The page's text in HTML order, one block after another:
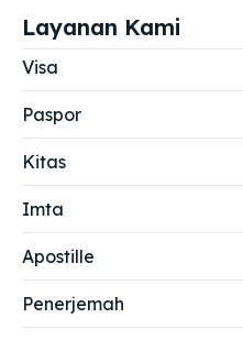
Layanan Kami
Visa
Paspor
Kitas
Imta
Apostille
Penerjemah